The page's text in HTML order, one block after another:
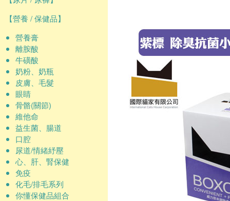
【營養 / 保健品】
營養膏
離胺酸
牛磺酸
奶粉、奶瓶
皮膚、毛髮
眼睛
骨骼(關節)
維他命
益生菌、腸道
口腔
尿道/情緒紓壓
心、肝、腎保健
免疫
化毛/排毛系列
你懂保健品組合